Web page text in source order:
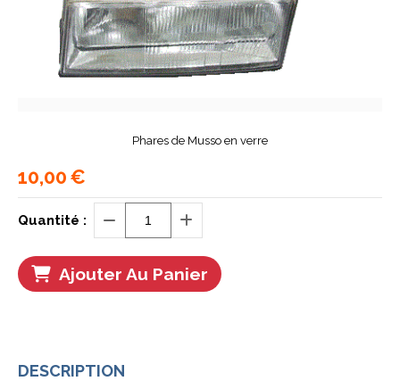
Phares de Musso en verre
10,00€
Quantité :
Ajouter Au Panier
DESCRIPTION